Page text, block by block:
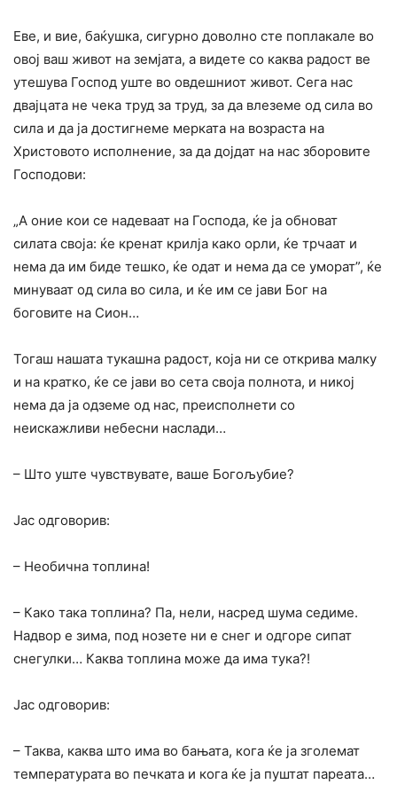
Еве, и вие, баќушка, сигурно доволно сте поплакале во
овој ваш живот на земјата, а видете co каква радост ве
утешува Господ уште во овдешниот живот. Сега нас
двајцата не чека труд за труд, за да влеземе од сила во
сила и да ja достигнеме мерката на возраста на
Христовото исполнение, за да дојдат на нас зборовите
Господови:
„А оние кои се надеваат на Господа, ќе ја обноват
силата своја: ќе кренат крилја како орли, ќе трчаат и
нема да им биде тешко, ќе одат и нема да се уморат”, ќе
минуваат од сила во сила, и ќе им се јави Бог на
боговите на Сион…
Тогаш нашата тукашна радост, која ни се открива малку
и на кратко, ќе се јави во сета своја полнота, и никој
нема да ja одземе од нас, преисполнети co
неискажливи небесни наслади…
– Што уште чувствувате, ваше Богољубие?
Јас одговорив:
– Необична топлина!
– Како така топлина? Па, нели, насред шума седиме.
Надвор е зима, под нозете ни е снег и одгope сипат
снегулки… Каква топлина може да има тука?!
Јас одговорив:
– Таква, каква што има во бањата, кога ќе ја зголемат
температурата во печката и кога ќе ja пуштат пареата…